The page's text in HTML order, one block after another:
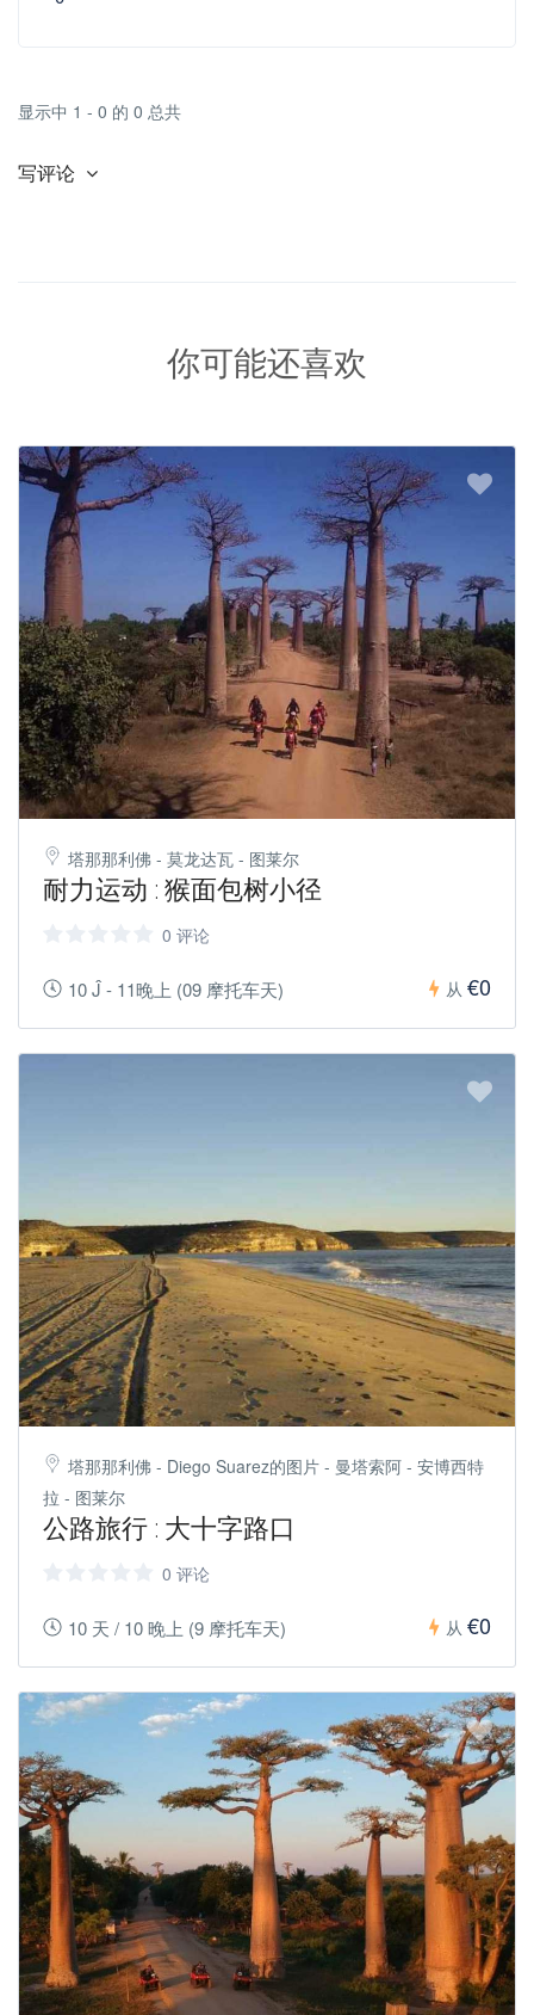
显示中 1 - 0 的 0 总共
写评论
你可能还喜欢
塔那那利佛 - 莫龙达瓦 - 图莱尔
耐力运动 : 猴面包树小径
0 评论
10 Ĵ - 11晚上 (09 摩托车天) 从 €0
塔那那利佛 - Diego Suarez的图片 - 曼塔索阿 - 安博西特
拉 - 图莱尔
公路旅行 : 大十字路口
0 评论
10 天 / 10 晚上 (9 摩托车天) 从 €0